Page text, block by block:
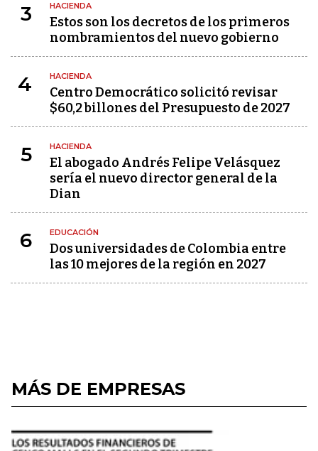
3 HACIENDA
Estos son los decretos de los primeros
nombramientos del nuevo gobierno
4 HACIENDA
Centro Democrático solicitó revisar
$60,2 billones del Presupuesto de 2027
5 HACIENDA
El abogado Andrés Felipe Velásquez
sería el nuevo director general de la
Dian
6 EDUCACIÓN
Dos universidades de Colombia entre
las 10 mejores de la región en 2027
MÁS DE EMPRESAS